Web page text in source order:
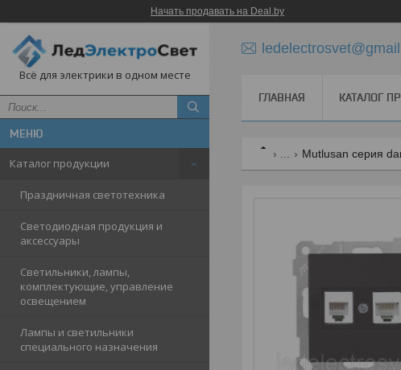
Начать продавать на Deal.by
Всё для электрики в одном месте
Каталог продукции
Праздничная светотехника
Светодиодная продукция и
аксессуары
Светильники, лампы,
комплектующие, управление
освещением
Лампы и светильники
специального назначения
ГЛАВНАЯ КАТАЛОГ
Mutlusan серия